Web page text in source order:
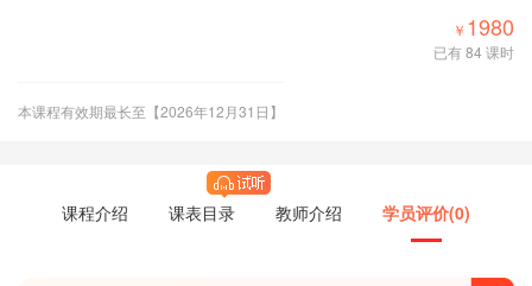
￥ 1980
已有 84 课时
本课程有效期最长至【2026年12月31日】
课程介绍 课表目录 教师介绍 学员评价(0)